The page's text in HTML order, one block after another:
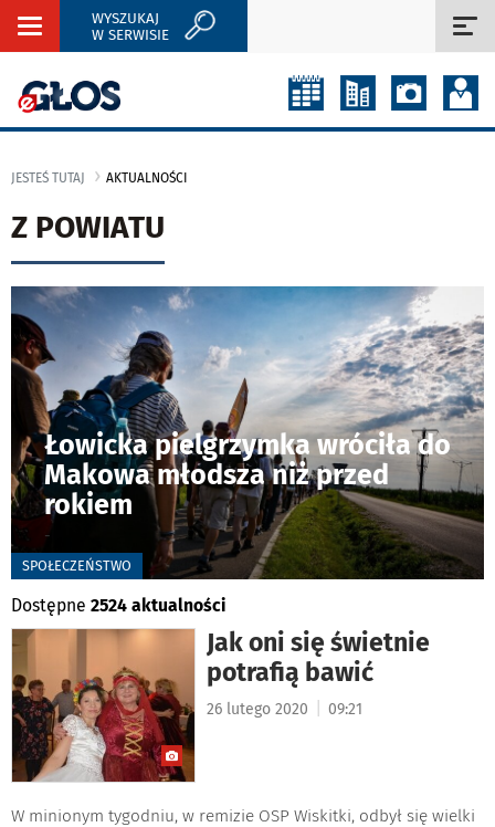
Rozwiń
WYSZUKAJ
W SERWISIE
JESTEŚ TUTAJ AKTUALNOŚCI
Z POWIATU
SPOŁECZEŃSTWO
Łowicka pielgrzymka wróciła do
Makowa młodsza niż przed
rokiem
-
Dostępne 2524 aktualności
Jak oni się świetnie
potrafią bawić
26 lutego 2020 09:21
W minionym tygodniu, w remizie OSP Wiskitki, odbył się wielki